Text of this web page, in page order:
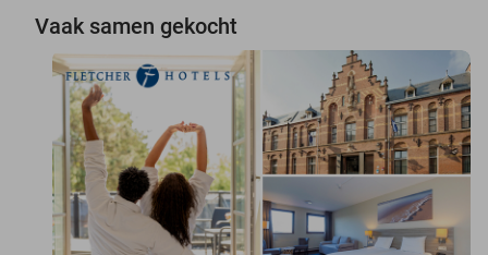
Vaak samen gekocht